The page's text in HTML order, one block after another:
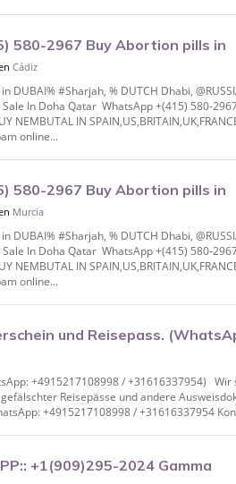
580-2967 Buy Abortion pills in
@RUSSIAN, Ajman In Do
Cádiz
DUBAI% #Sharjah, % DUTCH Dhabi,
In Doha Qatar WhatsApp +(415) 580-
NEMBUTAL IN
online...
580-2967 Buy Abortion pills in
@RUSSIAN, Ajman In Do
Murcia
DUBAI% #Sharjah, % DUTCH Dhabi,
In Doha Qatar WhatsApp +(415) 580-
NEMBUTAL IN
online...
und Reisepass.
+4915217108998 / +31616337954)
Reisepässe und andere
+4915217108998 / +31616337954
+1(909)295-2024 Gamma